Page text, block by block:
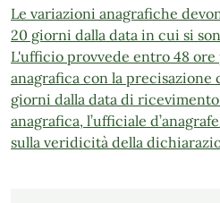
Le variazioni anagrafiche
20 giorni dalla data in cui si
L'ufficio provvede entro 48
anagrafica con la
giorni dalla data di
anagrafica, l’ufficiale
sulla veridicità della